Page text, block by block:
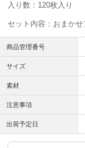
入り数：120枚入り
セット内容：おまかせ
商品管理番号
サイズ
素材
注意事項
出荷予定日